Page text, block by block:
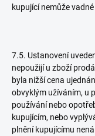
kupující nemůže
7.5. Ustanovení
nepoužijí u zboží
byla nižší cena
obvyklým užíváním, u
používání nebo
kupujícím, nebo
plnění kupujícímu